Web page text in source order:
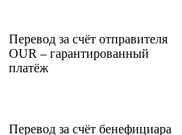
Перевод за счёт отправителя
OUR – гарантированный
платёж
Перевод за счёт бенефициара